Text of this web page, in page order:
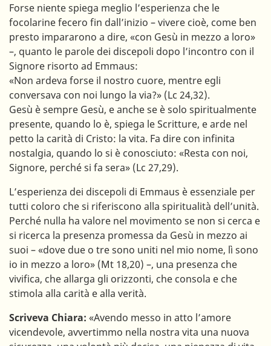
Forse niente spiega meglio l’esperienza che le
focolarine fecero fin dall’inizio – vivere cioè, come ben
presto impararono a dire, «con Gesù in mezzo a loro»
–, quanto le parole dei discepoli dopo l’incontro con il
Signore risorto ad Emmaus:
«Non ardeva forse il nostro cuore, mentre egli
conversava con noi lungo la via?» (Lc 24,32).
Gesù è sempre Gesù, e anche se è solo spiritualmente
presente, quando lo è, spiega le Scritture, e arde nel
petto la carità di Cristo: la vita. Fa dire con infinita
nostalgia, quando lo si è conosciuto: «Resta con noi,
Signore, perché si fa sera» (Lc 27,29).
L’esperienza dei discepoli di Emmaus è essenziale per
tutti coloro che si riferiscono alla spiritualità dell’unità.
Perché nulla ha valore nel movimento se non si cerca e
si ricerca la presenza promessa da Gesù in mezzo ai
suoi – «dove due o tre sono uniti nel mio nome, lì sono
io in mezzo a loro» (Mt 18,20) –, una presenza che
vivifica, che allarga gli orizzonti, che consola e che
stimola alla carità e alla verità.
Scriveva Chiara: «Avendo messo in atto l’amore
vicendevole, avvertimmo nella nostra vita una nuova